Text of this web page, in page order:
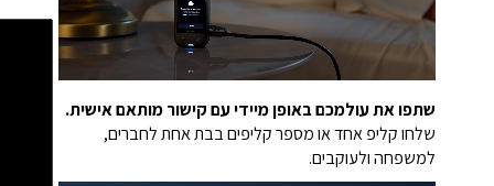
שתפו את עולמכם באופן מיידי עם קישור מותאם אישית.
שלחו קליפ אחד או מספר קליפים בבת אחת לחברים,
למשפחה ולעוקבים.